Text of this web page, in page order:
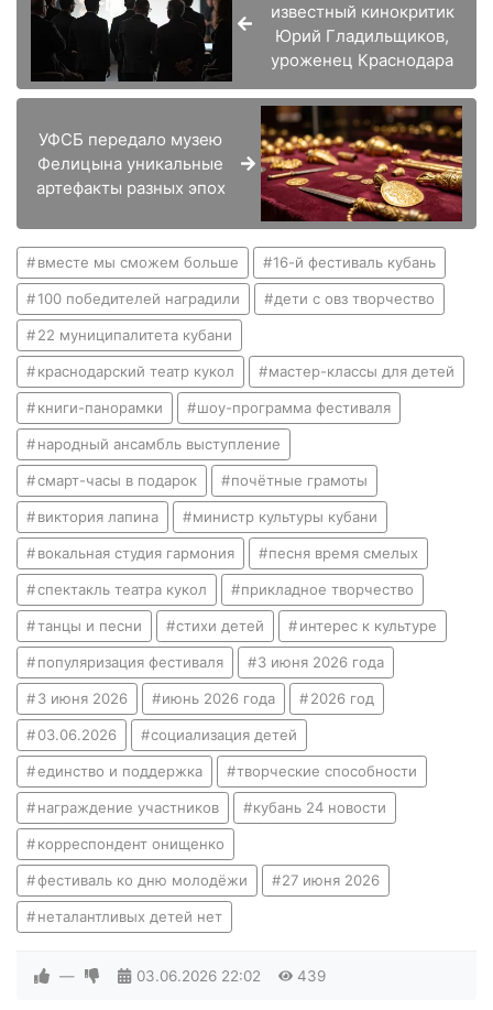
известный кинокритик
Юрий Гладильщиков,
уроженец Краснодара
УФСБ передало музею
Фелицына уникальные
артефакты разных эпох
вместе мы сможем больше 16-й фестиваль кубань
100 победителей наградили дети с овз творчество
22 муниципалитета кубани
краснодарский театр кукол мастер-классы для детей
книги-панорамки шоу-программа фестиваля
народный ансамбль выступление
смарт-часы в подарок почётные грамоты
виктория лапина министр культуры кубани
вокальная студия гармония песня время смелых
спектакль театра кукол прикладное творчество
танцы и песни стихи детей интерес к культуре
популяризация фестиваля 3 июня 2026 года
3 июня 2026 июнь 2026 года 2026 год
03.06.2026 социализация детей
единство и поддержка творческие способности
награждение участников кубань 24 новости
корреспондент онищенко
фестиваль ко дню молодёжи 27 июня 2026
неталантливых детей нет
— 03.06.2026 22:02 439